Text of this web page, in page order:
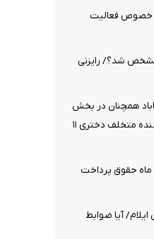
خصوص فعالیت
مشخص شد؟/ رایزنی
همچنان در بخش
مراقبت‌های ویژه بستری است/ راننده متخلف دختری ۱۱
ماه حقوق پرداخت
آیا ضوابط